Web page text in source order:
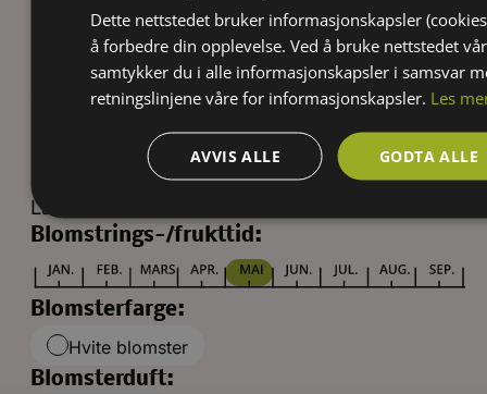
Egenskaper:
Allergivennlig tre
Beskjæring om våren før veksten tar til
Pollinatorvennlig
Vakker blomstring
Høydekategori:
Lave trær (2-5 m)
Blomstrings-/frukttid:
Blomsterfarge:
Hvite blomster
Blomsterduft:
Dette nettstedet bruker informasjonskapsler
å forbedre din opplevelse. Ved å bruke nettstedet
samtykker du i alle informasjonskapsler i samsvar
retningslinjene våre for informasjonskapsler. Les
GODTA ALLE
AVVIS ALLE